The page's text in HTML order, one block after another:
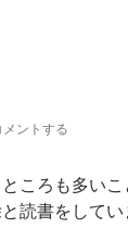
メントする
ころも多いこ
読書をしてい